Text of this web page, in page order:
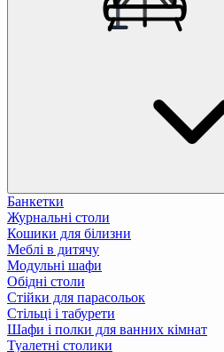
Банкетки
Журнальні столи
Кошики для білизни
Меблі в дитячу
Модульні шафи
Обідні столи
Стійки для парасольок
Стільці і табурети
Шафи і полки для ванних кімнат
Туалетні столики